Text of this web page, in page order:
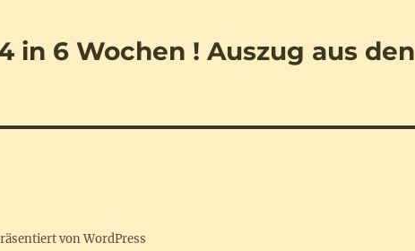
in 6 Wochen ! Auszug aus den
von WordPress